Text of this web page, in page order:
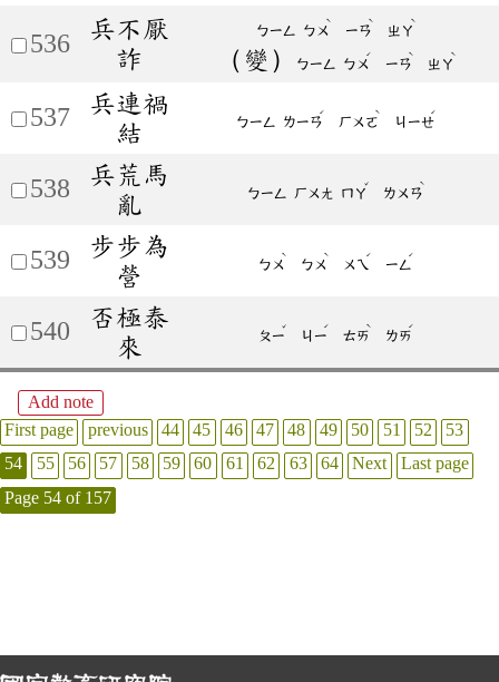
536
兵不厭
詐
ㄅㄧㄥ ㄅㄨ
ˋ
ㄧㄢ
ˋ
ㄓㄚ
ˋ
（變） ㄅㄧㄥ ㄅㄨ
ˊ
ㄧㄢ
ˋ
ㄓㄚ
ˋ
537
兵連禍
結
ㄅㄧㄥ ㄌㄧㄢ
ˊ
ㄏㄨㄛ
ˋ
ㄐㄧㄝ
ˊ
538
兵荒馬
亂
ㄅㄧㄥ ㄏㄨㄤ ㄇㄚ
ˇ
ㄌㄨㄢ
ˋ
539
步步為
營
ㄅㄨ
ˋ
ㄅㄨ
ˋ
ㄨㄟ
ˊ
ㄧㄥ
ˊ
540
否極泰
來
ㄆㄧ
ˇ
ㄐㄧ
ˊ
ㄊㄞ
ˋ
ㄌㄞ
ˊ
Add note
First page
previous 44 45 46 47 48 49 50 51 52
53
54
55 56 57 58 59 60 61 62 63 64 Next
Last page
Page 54 of 157